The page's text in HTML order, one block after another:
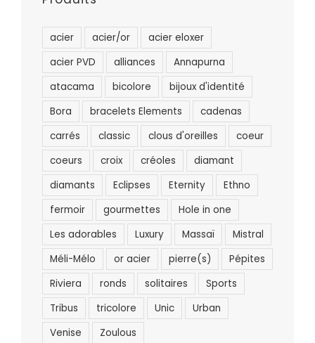
acier acier/or
acier eloxer
acier PVD
alliances
Annapurna
atacama
bicolore
bijoux d'identité
Bora
bracelets Elements
cadenas
carrés
classic clous d'oreilles
coeur
coeurs
croix créoles
diamant
diamants
Eclipses Eternity
Ethno
fermoir
gourmettes
Hole in one
Les adorables
Luxury Massaï
Mistral
Méli-Mélo
or acier pierre(s)
Pépites
Riviera
ronds solitaires
Sports
Tribus
tricolore Unic
Urban
Venise
Zoulous